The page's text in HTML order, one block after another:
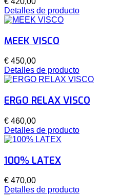
Detalles de producto
MEEK VISCO
€ 450,00
Detalles de producto
ERGO RELAX VISCO
€ 460,00
Detalles de producto
100% LATEX
€ 470,00
Detalles de producto